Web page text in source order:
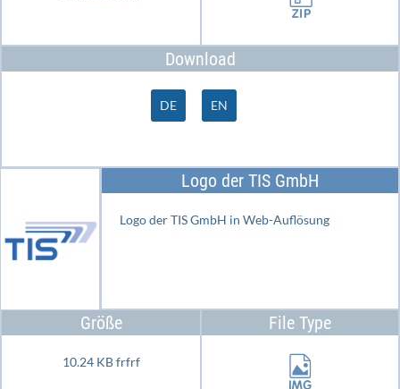
Download
DE EN
Logo der TIS GmbH
Logo der TIS GmbH in Web-Auflösung
Größe
10.24 KB frfrf
File Type